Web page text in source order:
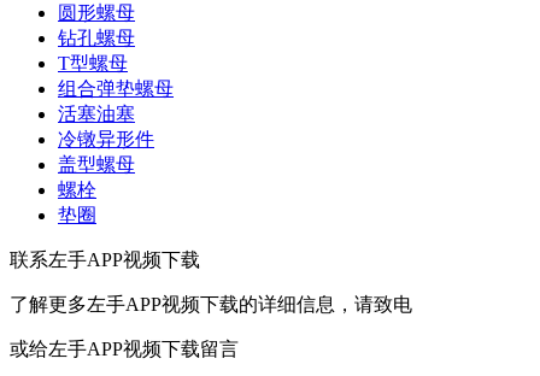
圆形螺母
钻孔螺母
T型螺母
组合弹垫螺母
活塞油塞
冷镦异形件
盖型螺母
螺栓
垫圈
联系左手APP视频下载
了解更多左手APP视频下载的详细信息，请致电
或给左手APP视频下载留言